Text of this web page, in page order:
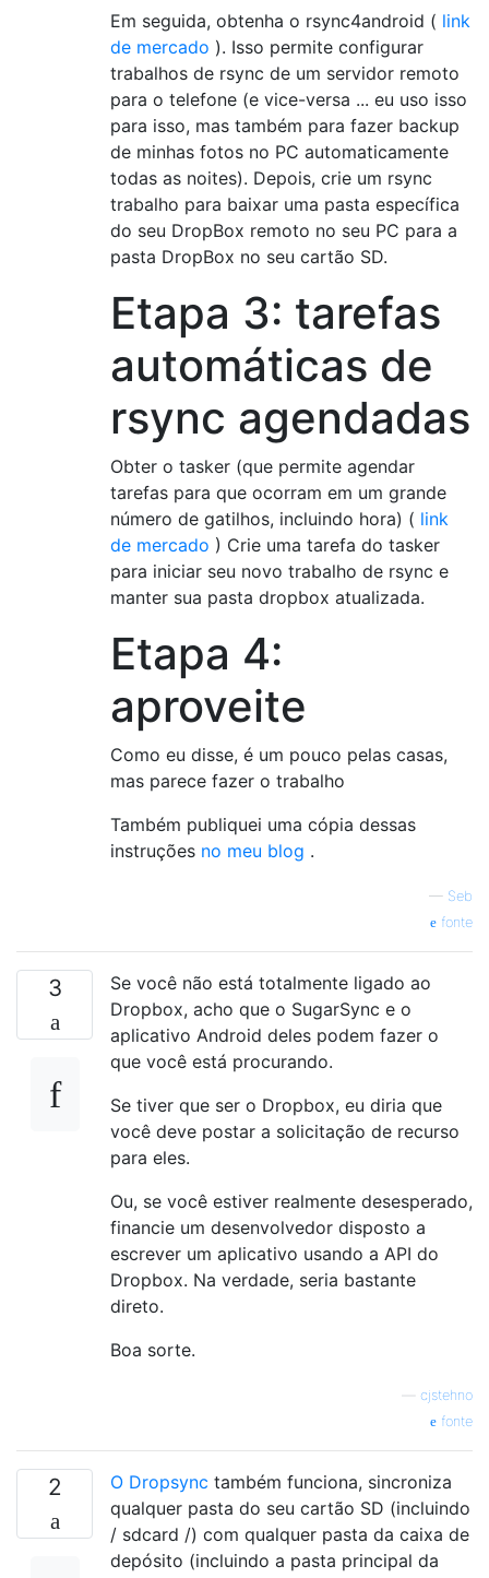
Em seguida, obtenha o rsync4android ( link
de mercado ). Isso permite configurar
trabalhos de rsync de um servidor remoto
para o telefone (e vice-versa ... eu uso isso
para isso, mas também para fazer backup
de minhas fotos no PC automaticamente
todas as noites). Depois, crie um rsync
trabalho para baixar uma pasta específica
do seu DropBox remoto no seu PC para a
pasta DropBox no seu cartão SD.
Etapa 3: tarefas
automáticas de
rsync agendadas
Obter o tasker (que permite agendar
tarefas para que ocorram em um grande
número de gatilhos, incluindo hora) ( link
de mercado ) Crie uma tarefa do tasker
para iniciar seu novo trabalho de rsync e
manter sua pasta dropbox atualizada.
Etapa 4:
aproveite
Como eu disse, é um pouco pelas casas,
mas parece fazer o trabalho
Também publiquei uma cópia dessas
instruções no meu blog .
— Seb
fonte
3
Se você não está totalmente ligado ao
Dropbox, acho que o SugarSync e o
aplicativo Android deles podem fazer o
que você está procurando.
Se tiver que ser o Dropbox, eu diria que
você deve postar a solicitação de recurso
para eles.
Ou, se você estiver realmente desesperado,
financie um desenvolvedor disposto a
escrever um aplicativo usando a API do
Dropbox. Na verdade, seria bastante
direto.
Boa sorte.
cjstehno
fonte
2 O Dropsync também funciona, sincroniza
qualquer pasta do seu cartão SD (incluindo
/ sdcard /) com qualquer pasta da caixa de
depósito (incluindo a pasta principal da